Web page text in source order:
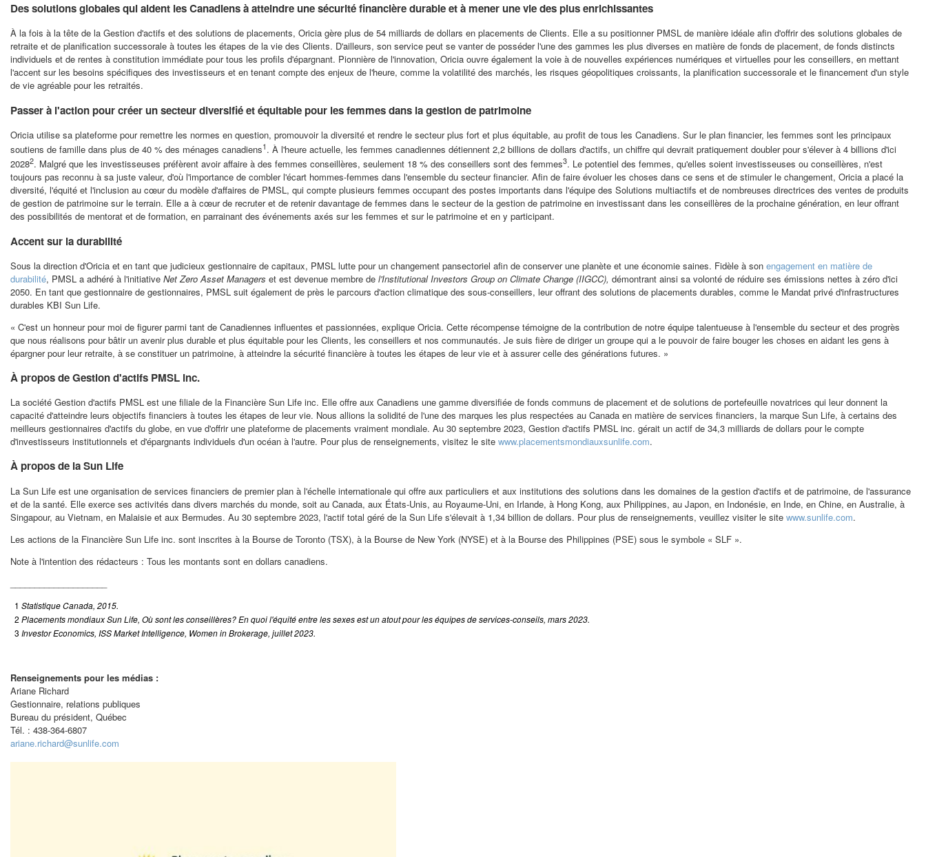
Des solutions globales qui aident les Canadiens à atteindre une sécurité financière durable et à mener une vie des plus enrichissantes
À la fois à la tête de la Gestion d'actifs et des solutions de placements, Oricia gère plus de 54 milliards de dollars en placements de Clients. Elle a su positionner PMSL de manière idéale afin d'offrir des solutions globales de
retraite et de planification successorale à toutes les étapes de la vie des Clients. D'ailleurs, son service peut se vanter de posséder l'une des gammes les plus diverses en matière de fonds de placement, de fonds distincts
individuels et de rentes à constitution immédiate pour tous les profils d'épargnant. Pionnière de l'innovation, Oricia ouvre également la voie à de nouvelles expériences numériques et virtuelles pour les conseillers, en mettant
l'accent sur les besoins spécifiques des investisseurs et en tenant compte des enjeux de l'heure, comme la volatilité des marchés, les risques géopolitiques croissants, la planification successorale et le financement d'un style
de vie agréable pour les retraités.
Passer à l'action pour créer un secteur diversifié et équitable pour les femmes dans la gestion de patrimoine
Oricia utilise sa plateforme pour remettre les normes en question, promouvoir la diversité et rendre le secteur plus fort et plus équitable, au profit de tous les Canadiens. Sur le plan financier, les femmes sont les principaux
soutiens de famille dans plus de 40 % des ménages canadiens1 . À l'heure actuelle, les femmes canadiennes détiennent 2,2 billions de dollars d'actifs, un chiffre qui devrait pratiquement doubler pour s'élever à 4 billions d'ici
20282. Malgré que les investisseuses préfèrent avoir affaire à des femmes conseillères, seulement 18 % des conseillers sont des femmes3. Le potentiel des femmes, qu'elles soient investisseuses ou conseillères, n'est
toujours pas reconnu à sa juste valeur, d'où l'importance de combler l'écart hommes-femmes dans l'ensemble du secteur financier. Afin de faire évoluer les choses dans ce sens et de stimuler le changement, Oricia a placé la
diversité, l'équité et l'inclusion au cœur du modèle d'affaires de PMSL, qui compte plusieurs femmes occupant des postes importants dans l'équipe des Solutions multiactifs et de nombreuses directrices des ventes de produits
de gestion de patrimoine sur le terrain. Elle a à cœur de recruter et de retenir davantage de femmes dans le secteur de la gestion de patrimoine en investissant dans les conseillères de la prochaine génération, en leur offrant
des possibilités de mentorat et de formation, en parrainant des événements axés sur les femmes et sur le patrimoine et en y participant.
Accent sur la durabilité
Sous la direction d'Oricia et en tant que judicieux gestionnaire de capitaux, PMSL lutte pour un changement pansectoriel afin de conserver une planète et une économie saines. Fidèle à son engagement en matière de
durabilité, PMSL a adhéré à l'initiative Net Zero Asset Managers et est devenue membre de l'Institutional Investors Group on Climate Change (IIGCC), démontrant ainsi sa volonté de réduire ses émissions nettes à zéro d'ici
2050. En tant que gestionnaire de gestionnaires, PMSL suit également de près le parcours d'action climatique des sous-conseillers, leur offrant des solutions de placements durables, comme le Mandat privé d'infrastructures
durables KBI Sun Life.
« C'est un honneur pour moi de figurer parmi tant de Canadiennes influentes et passionnées, explique Oricia. Cette récompense témoigne de la contribution de notre équipe talentueuse à l'ensemble du secteur et des progrès
que nous réalisons pour bâtir un avenir plus durable et plus équitable pour les Clients, les conseillers et nos communautés. Je suis fière de diriger un groupe qui a le pouvoir de faire bouger les choses en aidant les gens à
épargner pour leur retraite, à se constituer un patrimoine, à atteindre la sécurité financière à toutes les étapes de leur vie et à assurer celle des générations futures. »
À propos de Gestion d'actifs PMSL inc.
La société Gestion d'actifs PMSL est une filiale de la Financière Sun Life inc. Elle offre aux Canadiens une gamme diversifiée de fonds communs de placement et de solutions de portefeuille novatrices qui leur donnent la
capacité d'atteindre leurs objectifs financiers à toutes les étapes de leur vie. Nous allions la solidité de l'une des marques les plus respectées au Canada en matière de services financiers, la marque Sun Life, à certains des
meilleurs gestionnaires d'actifs du globe, en vue d'offrir une plateforme de placements vraiment mondiale. Au 30 septembre 2023, Gestion d'actifs PMSL inc. gérait un actif de 34,3 milliards de dollars pour le compte
d'investisseurs institutionnels et d'épargnants individuels d'un océan à l'autre. Pour plus de renseignements, visitez le site www.placementsmondiauxsunlife.com.
À propos de la Sun Life
La Sun Life est une organisation de services financiers de premier plan à l'échelle internationale qui offre aux particuliers et aux institutions des solutions dans les domaines de la gestion d'actifs et de patrimoine, de l'assurance
et de la santé. Elle exerce ses activités dans divers marchés du monde, soit au Canada, aux États-Unis, au Royaume-Uni, en Irlande, à Hong Kong, aux Philippines, au Japon, en Indonésie, en Inde, en Chine, en Australie, à
Singapour, au Vietnam, en Malaisie et aux Bermudes. Au 30 septembre 2023, l'actif total géré de la Sun Life s'élevait à 1,34 billion de dollars. Pour plus de renseignements, veuillez visiter le site www.sunlife.com.
Les actions de la Financière Sun Life inc. sont inscrites à la Bourse de Toronto (TSX), à la Bourse de New York (NYSE) et à la Bourse des Philippines (PSE) sous le symbole « SLF ».
Note à l'intention des rédacteurs : Tous les montants sont en dollars canadiens.
1 Statistique Canada, 2015.
2 Placements mondiaux Sun Life, Où sont les conseillères?En quoi l'équité entre les sexes est un atout pour les équipes de services-conseils, mars 2023.
3 Investor Economics, ISS Market Intelligence, Women in Brokerage, juillet 2023.
Renseignements pour les médias :
Ariane Richard
Gestionnaire, relations publiques
Bureau du président, Québec
Tél. : 438-364-6807
ariane.richard@sunlife.com